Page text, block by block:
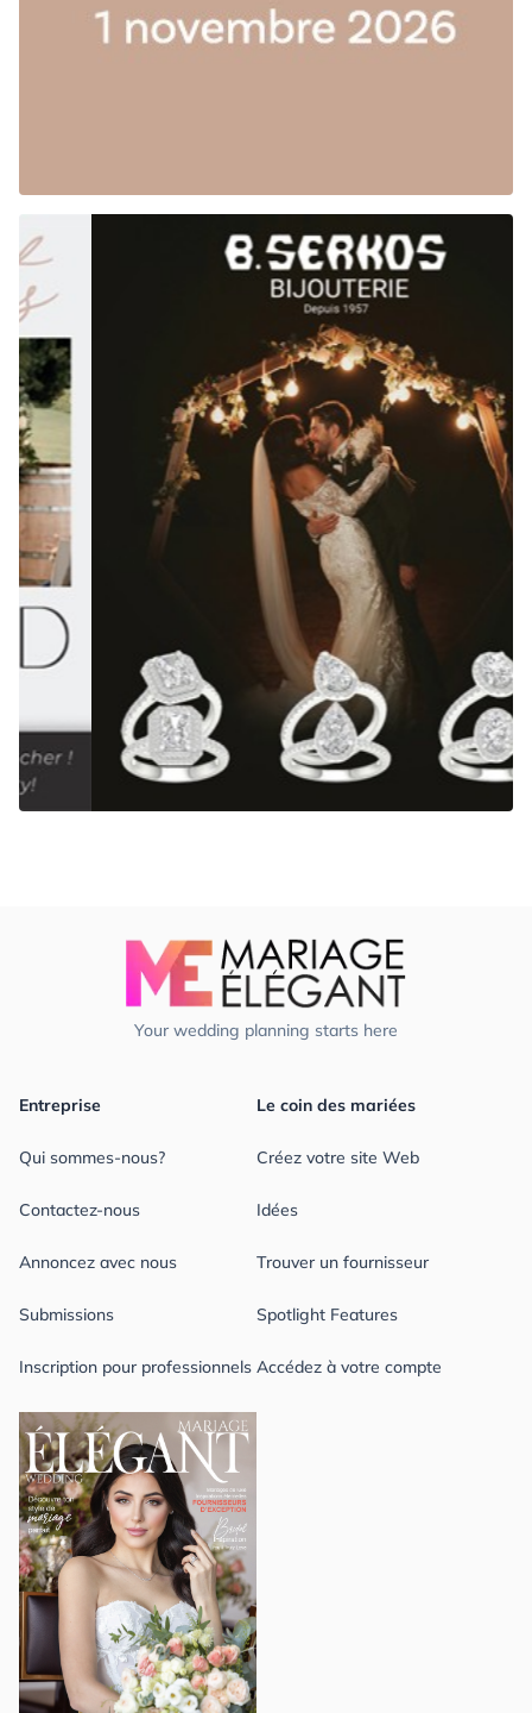
Your wedding planning starts here
Entreprise
Qui sommes-nous?
Contactez-nous
Annoncez avec nous
Submissions
Inscription pour professionnels
Le coin des mariées
Créez votre site Web
Idées
Trouver un fournisseur
Spotlight Features
Accédez à votre compte